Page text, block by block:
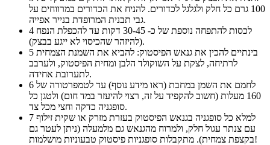
100 גרם כל חלק ולגלגל לכדורים. להניח את הכדורים במרווחים על
גבי תבנית המרופדת בנייר אפייה.
4
(להיזהר שהכיסוי לא ייגע בבצק).
5
לרתיחה, לצקת על השוקולד הלבן ומחית הפיסטוק, ולערבב
לתערובת אחידה.
6
160 מעלות (חשוב להקפיד על זה, רצוי להיעזר במד חום) ולטגן כל
סופגניה כדקה וחצי מכל צד.
7
עם צנתר עגול חלק, ולמרוח מהגנאש גם מלמעלה (ניתן לעטר גם
בקצפת צמחית). מתקבלות סופגניות פיסטוק טבעוניות מושלמות!